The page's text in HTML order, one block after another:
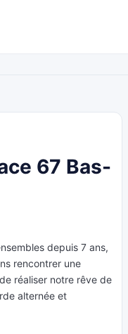
67 Bas-
depuis 7 ans,
rencontrer une
réaliser notre rêve de
alternée et